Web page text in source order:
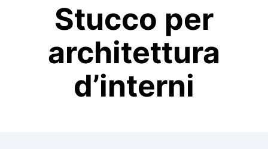
Stucco per
architettura
d’interni